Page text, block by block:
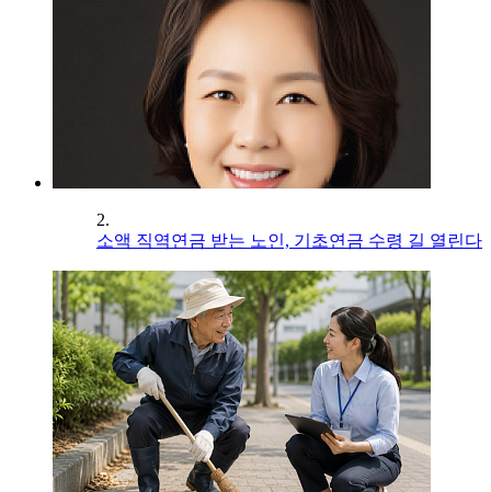
2.
소액 직역연금 받는 노인, 기초연금 수령 길 열린다